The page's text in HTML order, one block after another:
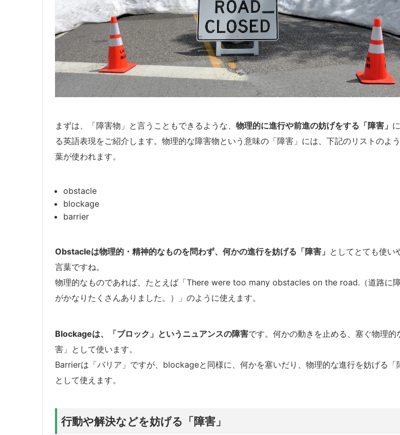
まずは、「障害物」と言うこともできるような、 物理的に進行や前進の妨げをする「障害」
る英語表現をご紹介します。物理的な障害物という意味の「障害」には、下記のリストのよ
葉が使われます。
obstacle
blockage
barrier
Obstacleは物理的・精神的なものを問わず、何かの進行を妨げる「障害」 としてとても使い
言葉ですね。
物理的なものであれば、たとえば「There were too many obstacles on the road.（道路に
がかなりたくさんありました。）」のように使えます。
Blockageは、「ブロック」というニュアンスの障害です。何かの動きを止める、塞ぐ物理的
害」として使います。
Barrierは「バリア」ですが、blockageと同様に、何かを塞いだり、物理的な進行を妨げる「
として使えます。
行動や解決などを妨げる「障害」